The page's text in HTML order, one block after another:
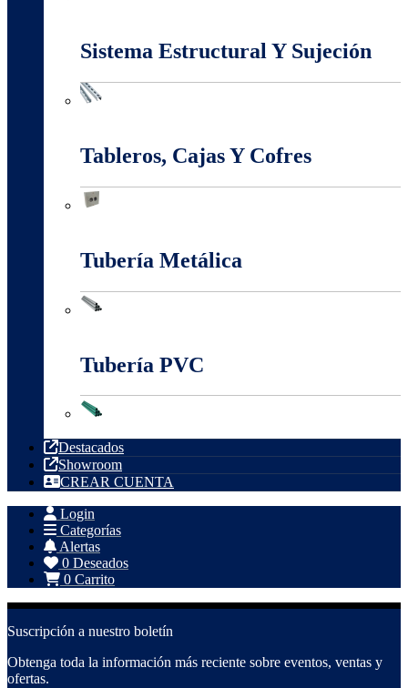
Sistema Estructural Y Sujeción
Tableros, Cajas Y Cofres
Tubería Metálica
Tubería PVC
Destacados
Showroom
CREAR CUENTA
Login
Categorías
Alertas
0 Deseados
0 Carrito
Suscripción a nuestro boletín
Obtenga toda la información más reciente sobre eventos, ventas y
ofertas.